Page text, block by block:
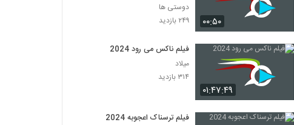
۰۰:۵۰
دوستی ها
۲۴۹ بازدید
۰۱:۴۷:۴۹
فیلم ناکس می رود 2024
میلاد
۳۱۴ بازدید
فیلم ترسناک اعجوبه 2024